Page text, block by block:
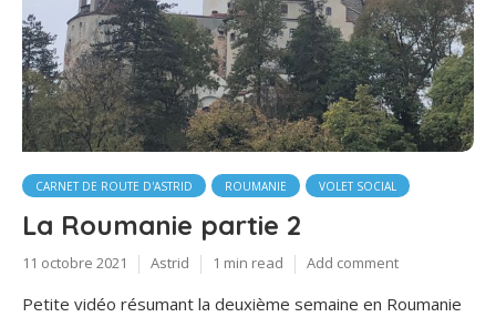
CARNET DE ROUTE D'ASTRID ROUMANIE VOLET SOCIAL
La Roumanie partie 2
11 octobre 2021 Astrid 1 min read Add comment
Petite vidéo résumant la deuxième semaine en Roumanie